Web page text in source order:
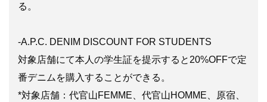
る。
-A.P.C. DENIM DISCOUNT FOR STUDENTS
対象店舗にて本人の学生証を提示すると20%OFFで定
番デニムを購入することができる。
*対象店舗：代官山FEMME、代官山HOMME、原宿、